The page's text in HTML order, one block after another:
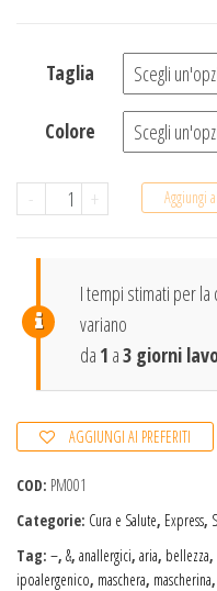
Taglia
Colore
-
POPme
Monouso
-
+ Aggiungi
I tempi stimati per
variano
da 1 a3 giorni
AGGIUNGI AI PREFERITI
COD: PM001
Categorie: Cura e Salute, Express,
Tag: –, &, anallergici, aria, bellezza,
ipoalergenico, maschera, mascherina,